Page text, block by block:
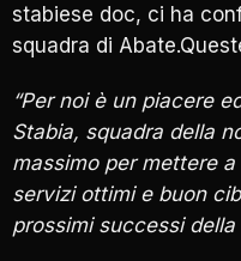
stabiese doc, ci ha
squadra di
“Per noi è un piacere
Stabia, squadra della
massimo per mettere
servizi ottimi e buon
prossimi successi della